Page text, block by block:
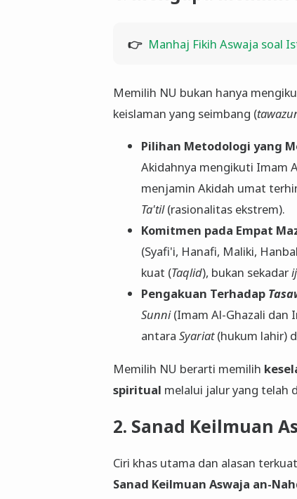
👉 Manhaj Fikih Aswaja soal
​Memilih NU bukan hanya
keislaman yang seimbang (
Pilihan Metodologi yang
Akidahnya mengikuti Imam
menjamin Akidah umat
Ta'til(rasionalitas ekstrem).
Komitmen pada Empat
(Syafi'i, Hanafi, Maliki,
kuat (Taqlid), bukan sekadar
Pengakuan Terhadap
Sunni(Imam Al-Ghazali dan
antara Syariat(hukum lahir)
​Memilih NU berarti memilih
spiritual melalui jalur yang telah
​2. Sanad Keilmuan
​Ciri khas utama dan alasan
Sanad Keilmuan Aswaja an-